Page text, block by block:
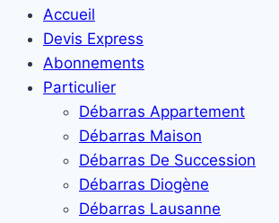
Accueil
Devis Express
Abonnements
Particulier
Débarras Appartement
Débarras Maison
Débarras De Succession
Débarras Diogène
Débarras Lausanne